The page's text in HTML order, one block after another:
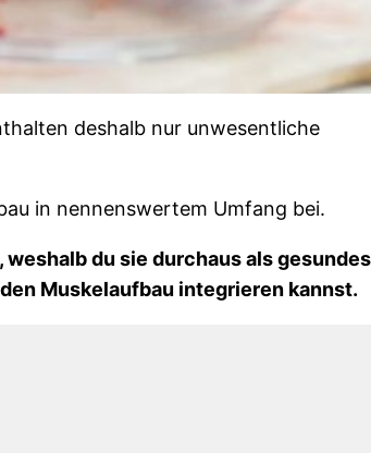
deshalb nur unwesentliche
in nennenswertem Umfang bei.
du sie durchaus als gesundes
Muskelaufbau integrieren kannst.